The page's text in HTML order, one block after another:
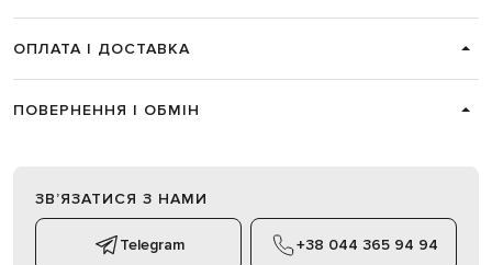
ОПЛАТА І ДОСТАВКА
ПОВЕРНЕННЯ І ОБМІН
ЗВʼЯЗАТИСЯ З НАМИ
Telegram +38 044 365 94 94